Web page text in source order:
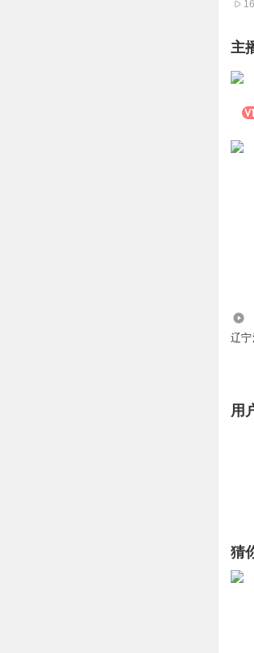
主
辽
用
猜